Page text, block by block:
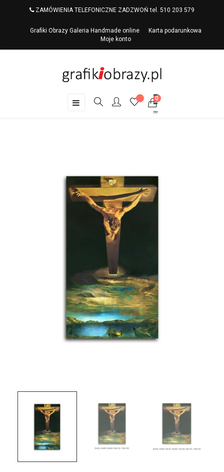
ZAMÓWIENIA TELEFONICZNE ZADZWOŃ tel. 510 203 579
Grafiki Obrazy Galeria Handmade online
Karta podarunkowa
Moje konto
Toggle
☰ 0